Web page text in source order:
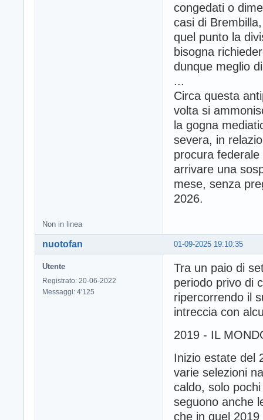
congedati o
casi di
quel punto la
bisogna
dunque meglio
...
Circa questa
volta si
la gogna
severa, in
procura
arrivare una
mese, senza
2026.
Non in linea
01-09-2025 19:10:35
nuotofan
Utente
Registrato: 20-06-2022
Messaggi: 4'125
Tra un paio di
periodo privo di
ripercorrendo il
intreccia con
2019 - IL
Inizio estate del
varie selezioni
caldo, solo
seguono anche
che in quel